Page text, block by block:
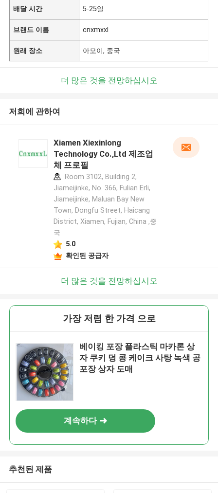
배달 시간 5-25일
브랜드 이름 cnxmxxl
원래 장소 아모이, 중국
더 많은 것을 전망하십시오
저희에 관하여
Xiamen Xiexinlong
Technology Co.,Ltd 제조업
체 프로필
Room 3102, Building 2,
Jiameijinke, No. 366, Fulian Erli,
Jiameijinke, Maluan Bay New
Town, Dongfu Street, Haicang
District, Xiamen, Fujian, China ,중
국
5.0
확인된 공급자
더 많은 것을 전망하십시오
가장 저렴 한 가격 으로
베이킹 포장 플라스틱 마카론 상
자 쿠키 덩 콩 케이크 사탕 녹색 공
포장 상자 도매
계속하다
추천된 제품